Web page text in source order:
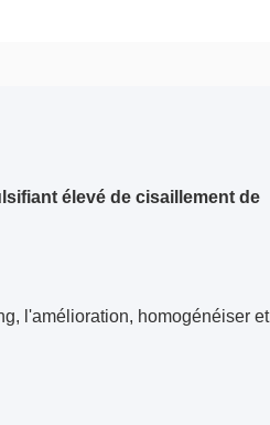
élevé de cisaillement de
l'amélioration, homogénéiser et